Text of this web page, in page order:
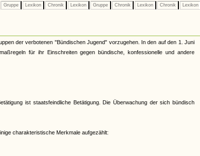
Gruppe Lexikon Chronik Lexikon Gruppe Chronik Lexikon Chronik Lexikon
der verbotenen "Bündischen Jugend" vorzugehen. In den auf den 1. Juni
für ihr Einschreiten gegen bündische, konfessionelle und andere
ist staatsfeindliche Betätigung. Die Überwachung der sich bündisch
charakteristische Merkmale aufgezählt: